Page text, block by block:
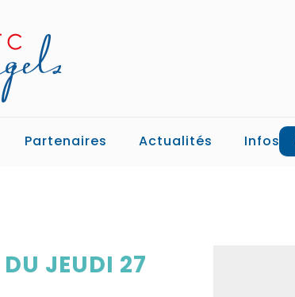
Partenaires Actualités Infos
DU JEUDI 27